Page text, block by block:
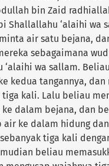
bin Zaid
Shallallahu ‘alaihi wa
air satu bejana,
sebagaimana
‘alaihi wa sallam.
kedua tangannya, dan
tiga kali. Lalu beliau
ke dalam bejana, dan
air ke dalam hidung
tiga kali
beliau